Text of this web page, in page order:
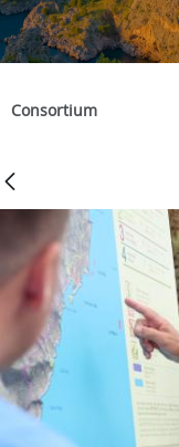
Consortium